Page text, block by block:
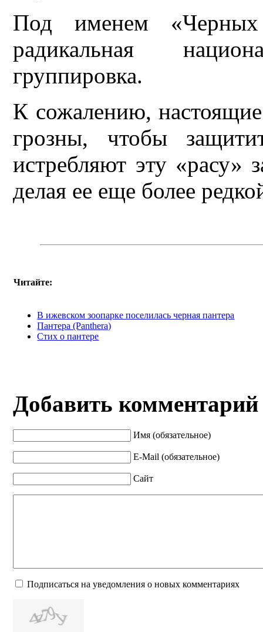
Под именем «Черных
радикальная
группировка.
К сожалению,
грозны, чтобы
истребляют эту «расу»
делая ее еще более
Читайте:
В ижевском зоопарке поселилась черная пантера
Пантера (Panthera)
Стих о пантере
Добавить комментарий
Имя (обязательное)
E-Mail (обязательное)
Сайт
Подписаться на уведомления о новых комментариях